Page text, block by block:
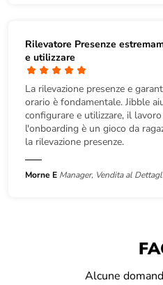
Rilevatore Presenze
e utilizzare
La rilevazione presenze e
orario è fondamentale. Jibble
configurare e utilizzare, il
l'onboarding è un gioco da
la rilevazione presenze.
Morne E Manager, Vendita al
Alcune